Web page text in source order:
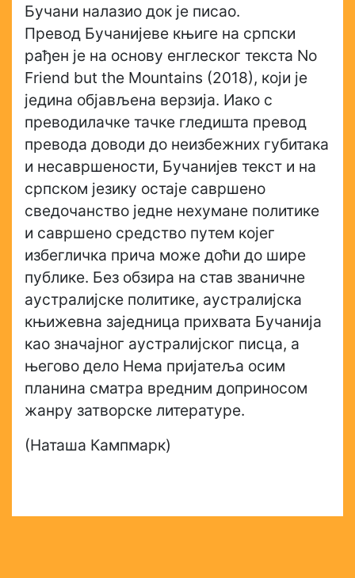
Бучани налазио док је писао.
Превод Бучанијеве књиге на српски
рађен је на основу енглеског текста No
Friend but the Mountains (2018), који је
једина објављена верзија. Иако с
преводилачке тачке гледишта превод
превода доводи до неизбежних губитака
и несавршености, Бучанијев текст и на
српском језику остаје савршено
сведочанство једне нехумане политике
и савршено средство путем којег
избегличка прича може доћи до шире
публике. Без обзира на став званичне
аустралијске политике, аустралијска
књижевна заједница прихвата Бучанија
као значајног аустралијског писца, а
његово дело Нема пријатеља осим
планина сматра вредним доприносом
жанру затворске литературе.
(Наташа Кампмарк)